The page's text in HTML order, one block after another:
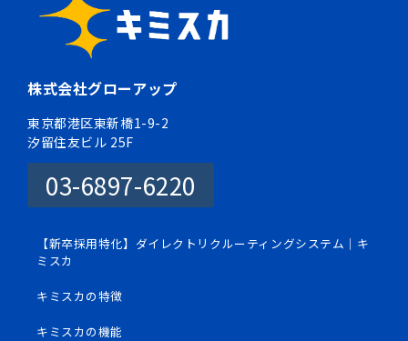
株式会社グローアップ
東京都港区東新橋1-9-2
汐留住友ビル 25F
03-6897-6220
【新卒採用特化】ダイレクトリクルーティングシステム｜キ
ミスカ
キミスカの特徴
キミスカの機能